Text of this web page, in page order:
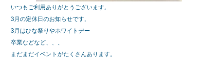
いつもご利用ありがとうございます。
3月の定休日のお知らせです。
3月はひな祭りやホワイトデー
卒業などなど、、、
まだまだイベントがたくさんあります。